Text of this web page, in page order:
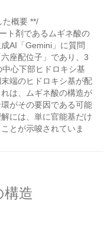
た概要 **/
ト剤であるムギネ酸の
AI「Gemini」に質問
座配位子」であり、3
心下部ヒドロキシ基
端のヒドロキシ基が配
は、ムギネ酸の構造が
がその要因である可能
には、単に官能基だけ
とが示唆されていま
造